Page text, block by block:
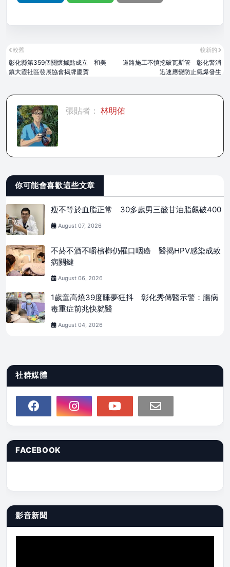
較新的
道路施工不慎挖破瓦斯管 彰化警消
迅速應變防止氣爆發生
較舊
彰化縣第359個關懷據點成立 和美
鎮大霞社區發展協會揭牌慶賀
張貼者： 林明佑
你可能會喜歡這些文章
瘦不等於血脂正常 30多歲男三酸甘油脂飆破400
August 07, 2026
不菸不酒不嚼檳榔仍罹口咽癌 醫揭HPV感染成致
病關鍵
August 06, 2026
1歲童高燒39度睡夢狂抖 彰化秀傳醫示警：腸病
毒重症前兆快就醫
August 04, 2026
社群媒體
FACEBOOK
影音新聞